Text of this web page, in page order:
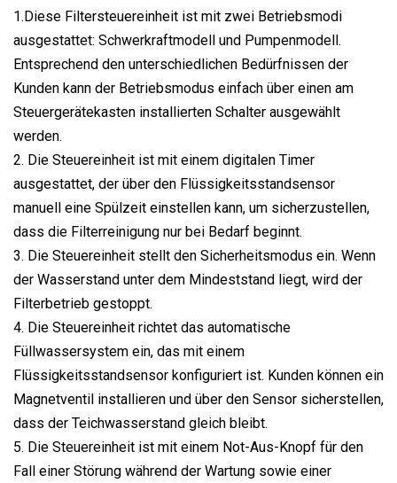
1.Diese Filtersteuereinheit ist mit zwei Betriebsmodi
ausgestattet: Schwerkraftmodell und Pumpenmodell.
Entsprechend den unterschiedlichen Bedürfnissen der
Kunden kann der Betriebsmodus einfach über einen am
Steuergerätekasten installierten Schalter ausgewählt
werden.
2. Die Steuereinheit ist mit einem digitalen Timer
ausgestattet, der über den Flüssigkeitsstandsensor
manuell eine Spülzeit einstellen kann, um sicherzustellen,
dass die Filterreinigung nur bei Bedarf beginnt.
3. Die Steuereinheit stellt den Sicherheitsmodus ein. Wenn
der Wasserstand unter dem Mindeststand liegt, wird der
Filterbetrieb gestoppt.
4. Die Steuereinheit richtet das automatische
Füllwassersystem ein, das mit einem
Flüssigkeitsstandsensor konfiguriert ist. Kunden können ein
Magnetventil installieren und über den Sensor sicherstellen,
dass der Teichwasserstand gleich bleibt.
5. Die Steuereinheit ist mit einem Not-Aus-Knopf für den
Fall einer Störung während der Wartung sowie einer